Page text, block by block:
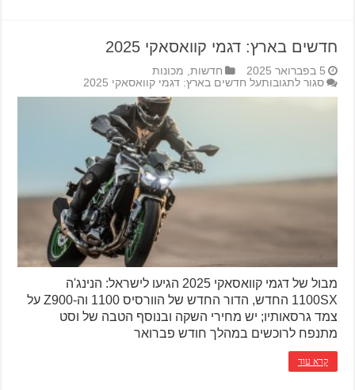
חדשים בארץ: דגמי קוואסאקי 2025
5 בפברואר 2025 חדשות, מכונות
סגור לתגובותעל חדשים בארץ: דגמי קוואסאקי 2025
מבול של דגמי קוואסאקי 2025 הגיעו לישראל: הנינג'ה
1100SX החדש, הדור החדש של הוורסיס 1100 וה-Z900 על
צמד גרסאותיו; יש מחירי השקה ובנוסף הטבה של וסט
מתנפח לרוכשים במהלך חודש פברואר
קרא עוד